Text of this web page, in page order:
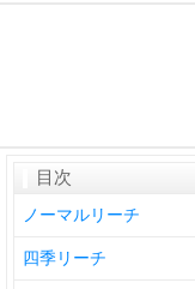
目次
ノーマルリーチ
四季リーチ